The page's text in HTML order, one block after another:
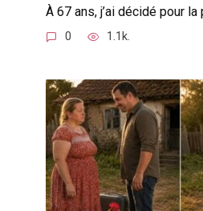
À 67 ans, j’ai décidé pour
0 1.1k.